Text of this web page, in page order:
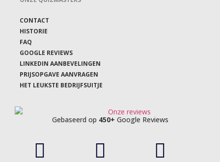
CONTACT
HISTORIE
FAQ
GOOGLE REVIEWS
LINKEDIN AANBEVELINGEN
PRIJSOPGAVE AANVRAGEN
HET LEUKSTE BEDRIJFSUITJE
Gebaseerd op 450+ Google Reviews